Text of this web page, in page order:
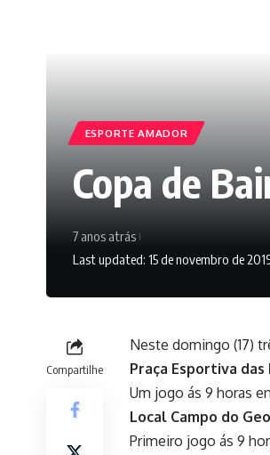
ESPORTE AMADOR
Copa de
Last updated: 15 de novembro de
7 anos atrás
Compartilhe
Neste domingo (17)
Praça Esportiva das
Um jogo ás 9 horas
Local Campo do
Primeiro jogo ás 9